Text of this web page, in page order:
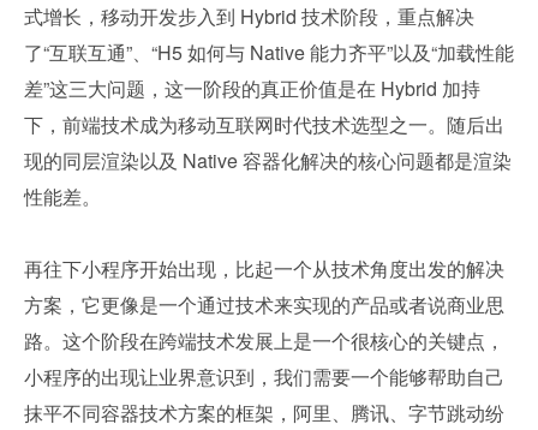
式增长，移动开发步入到 Hybrid 技术阶段，重点解决
了“互联互通”、“H5 如何与 Native 能力齐平”以及“加载性能
差”这三大问题，这一阶段的真正价值是在 Hybrid 加持
下，前端技术成为移动互联网时代技术选型之一。随后出
现的同层渲染以及 Native 容器化解决的核心问题都是渲染
性能差。
再往下小程序开始出现，比起一个从技术角度出发的解决
方案，它更像是一个通过技术来实现的产品或者说商业思
路。这个阶段在跨端技术发展上是一个很核心的关键点，
小程序的出现让业界意识到，我们需要一个能够帮助自己
抹平不同容器技术方案的框架，阿里、腾讯、字节跳动纷